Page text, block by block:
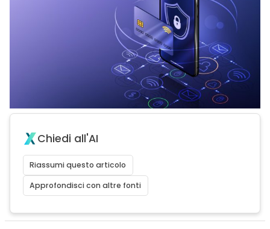
Chiedi all'AI
Riassumi questo articolo
Approfondisci con altre fonti